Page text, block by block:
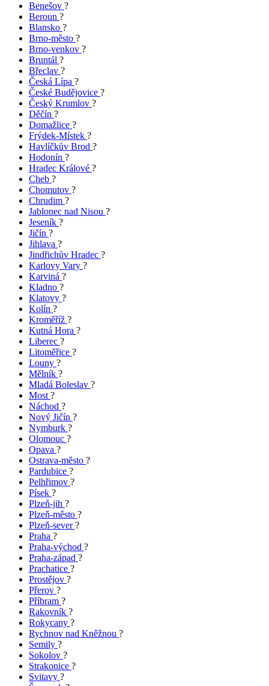
Benešov ?
Beroun ?
Blansko ?
Brno-město ?
Brno-venkov ?
Bruntál ?
Břeclav ?
Česká Lípa ?
České Budějovice ?
Český Krumlov ?
Děčín ?
Domažlice ?
Frýdek-Místek ?
Havlíčkův Brod ?
Hodonín ?
Hradec Králové ?
Cheb ?
Chomutov ?
Chrudim ?
Jablonec nad Nisou ?
Jeseník ?
Jičín ?
Jihlava ?
Jindřichův Hradec ?
Karlovy Vary ?
Karviná ?
Kladno ?
Klatovy ?
Kolín ?
Kroměříž ?
Kutná Hora ?
Liberec ?
Litoměřice ?
Louny ?
Mělník ?
Mladá Boleslav ?
Most?
Náchod ?
Nový Jičín ?
Nymburk ?
Olomouc ?
Opava ?
Ostrava-město ?
Pardubice ?
Pelhřimov ?
Písek ?
Plzeň-jih ?
Plzeň-město ?
Plzeň-sever?
Praha ?
Praha-východ ?
Praha-západ ?
Prachatice ?
Prostějov ?
Přerov ?
Příbram ?
Rakovník ?
Rokycany ?
Rychnov nad Kněžnou ?
Semily ?
Sokolov ?
Strakonice ?
Svitavy ?